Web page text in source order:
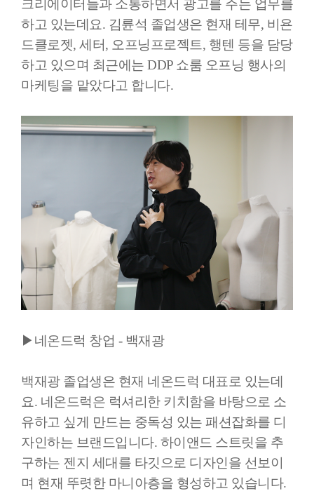
크리에이터들과 소통하면서 광고를 주는 업무를
하고 있는데요. 김륜석 졸업생은 현재 테무, 비욘
드클로젯, 세터, 오프닝프로젝트, 행텐 등을 담당
하고 있으며 최근에는 DDP 쇼룸 오프닝 행사의
마케팅을 맡았다고 합니다.
▶네온드럭 창업 - 백재광
백재광 졸업생은 현재 네온드럭 대표로 있는데
요. 네온드럭은 럭셔리한 키치함을 바탕으로 소
유하고 싶게 만드는 중독성 있는 패션잡화를 디
자인하는 브랜드입니다. 하이앤드 스트릿을 추
구하는 젠지 세대를 타깃으로 디자인을 선보이
며 현재 뚜렷한 마니아층을 형성하고 있습니다.